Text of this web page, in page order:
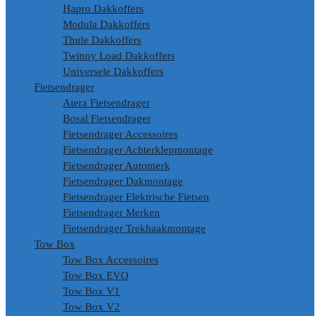
Hapro Dakkoffers
Modula Dakkoffers
Thule Dakkoffers
Twinny Load Dakkoffers
Universele Dakkoffers
Fietsendrager
Atera Fietsendrager
Bosal Fietsendrager
Fietsendrager Accessoires
Fietsendrager Achterklepmontage
Fietsendrager Automerk
Fietsendrager Dakmontage
Fietsendrager Elektrische Fietsen
Fietsendrager Merken
Fietsendrager Trekhaakmontage
Tow Box
Tow Box Accessoires
Tow Box EVO
Tow Box V1
Tow Box V2